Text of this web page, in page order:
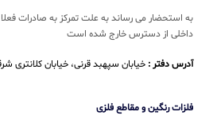
به استحضار می رساند به علت تمرکز به صادرات
داخلی از دسترس خارج شده است
آدرس دفتر : خیابان سپهبد قرنی، خیابان کلانتری
فلزات رنگین و مقاطع فلزی